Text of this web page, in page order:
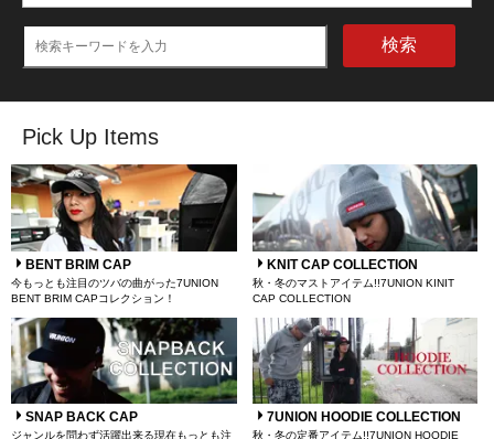
検索
Pick Up Items
BENT BRIM CAP
今もっとも注目のツバの曲がった7UNION
BENT BRIM CAPコレクション！
KNIT CAP COLLECTION
秋・冬のマストアイテム!!7UNION KINIT
CAP COLLECTION
SNAP BACK CAP
ジャンルを問わず活躍出来る現在もっとも注
7UNION HOODIE COLLECTION
秋・冬の定番アイテム!!7UNION HOODIE